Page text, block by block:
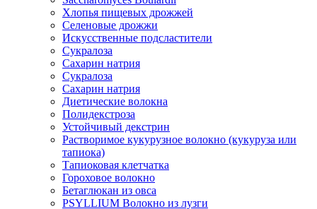
Хлопья пищевых дрожжей
Селеновые дрожжи
Искусственные подсластители
Сукралоза
Сахарин натрия
Сукралоза
Сахарин натрия
Диетические волокна
Полидекстроза
Устойчивый декстрин
Растворимое кукурузное волокно (кукуруза или
тапиока)
Тапиоковая клетчатка
Гороховое волокно
Бетаглюкан из овса
PSYLLIUM Волокно из лузги